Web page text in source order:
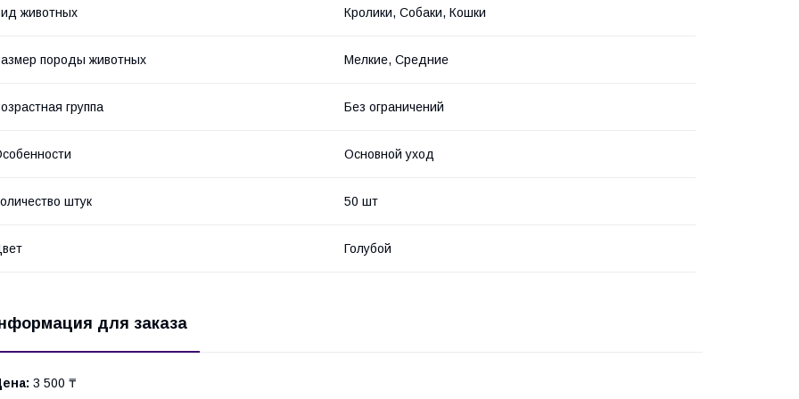
животных Кролики, Собаки, Кошки
породы животных Мелкие, Средние
группа Без ограничений
Основной уход
штук 50 шт
Голубой
для заказа
3 500 ₸